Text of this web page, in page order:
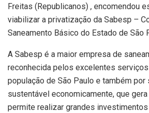
Freitas (Republicanos) , encomendou
viabilizar a privatização da Sabesp –
Saneamento Básico do Estado de São
A Sabesp é a maior empresa de
reconhecida pelos excelentes
população de São Paulo e também por
sustentável economicamente, que
permite realizar grandes